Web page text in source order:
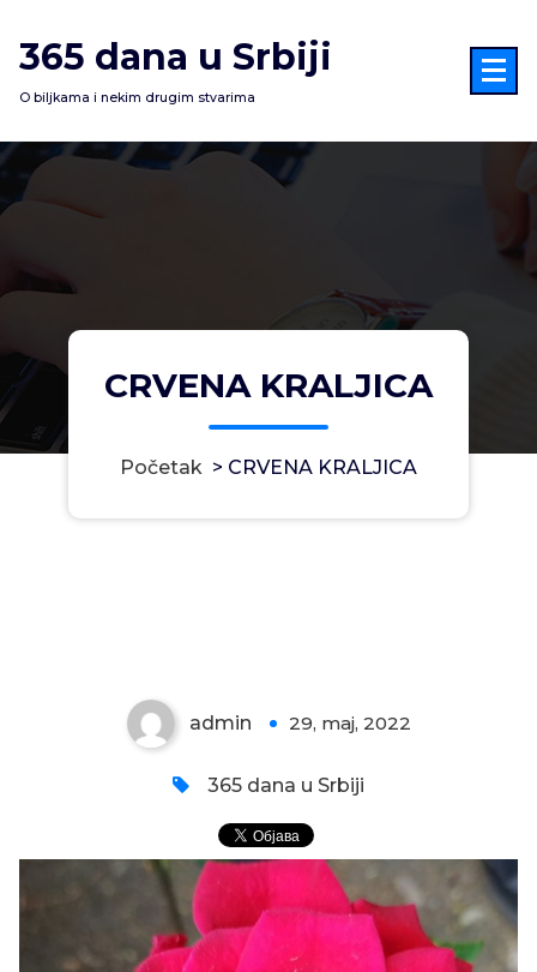
na
sadržaj
365 dana u Srbiji
O biljkama i nekim drugim stvarima
CRVENA KRALJICA
Početak > CRVENA KRALJICA
admin 29, maj, 2022
365 dana u Srbiji